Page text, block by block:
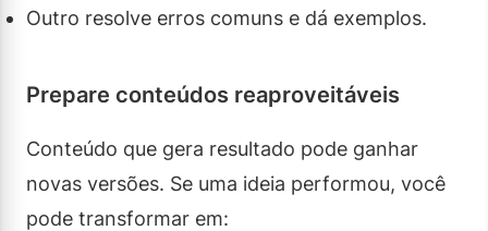
Outro resolve erros comuns e dá exemplos.
Prepare conteúdos reaproveitáveis
Conteúdo que gera resultado pode ganhar
novas versões. Se uma ideia performou, você
pode transformar em: